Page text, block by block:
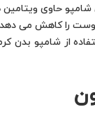
شامپو حاوی
را کاهش می
از شامپو